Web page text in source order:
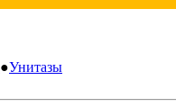
●Унитазы